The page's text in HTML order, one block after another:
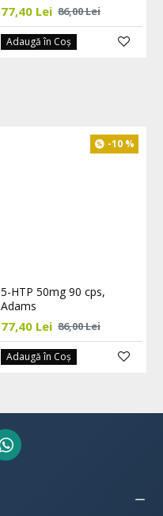
77,40 Lei 86,00 Lei
Adaugă în Coş
-10 %
5-HTP 50mg 90 cps,
Adams
77,40 Lei 86,00 Lei
Adaugă în Coş